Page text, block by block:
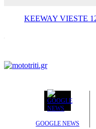
KEEWAY VIESTE
GOOGLE NEWS